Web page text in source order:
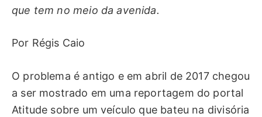
que tem no meio da avenida.
Por Régis Caio
O problema é antigo e em abril de 2017 chegou
a ser mostrado em uma reportagem do portal
Atitude sobre um veículo que bateu na divisória